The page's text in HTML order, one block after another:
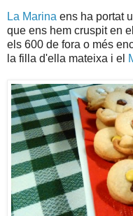
La Marina ens ha portat
que ens hem cruspit en
els 600 de fora o més
la filla d'ella mateixa i el